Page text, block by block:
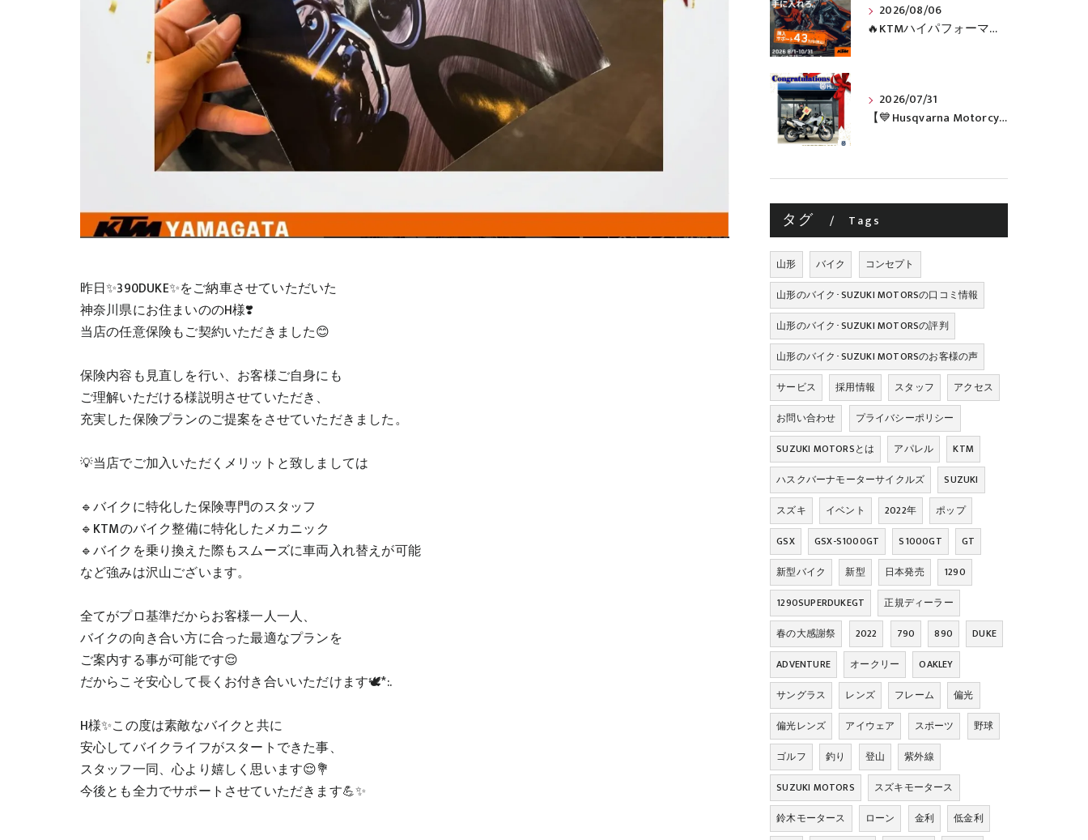
昨日✨390DUKE✨をご納車させていただいた
神奈川県にお住まいののH様❣️
当店の任意保険もご契約いただきました😊
保険内容も見直しを行い、お客様ご自身にも
ご理解いただける様説明させていただき、
充実した保険プランのご提案をさせていただきました。
💡当店でご加入いただくメリットと致しましては
🔹バイクに特化した保険専門のスタッフ
🔹KTMのバイク整備に特化したメカニック
🔹バイクを乗り換えた際もスムーズに車両入れ替えが可能
など強みは沢山ございます。
全てがプロ基準だからお客様一人一人、
バイクの向き合い方に合った最適なプランを
ご案内する事が可能です😌
だからこそ安心して長くお付き合いいただけます🕊️*:.
H様✨この度は素敵なバイクと共に
安心してバイクライフがスタートできた事、
スタッフ一同、心より嬉しく思います😌💐
今後とも全力でサポートさせていただきます💪✨
2026/08/06
🔥KTMハイパフォーマンスネイキッドがお得に手に入るチャンス🔥
2026/07/31
【💙Husqvarna Motorcycles / NORDEN 901💙】 ご納車おめでとうございます🎉✨
タグ Tags
山形 バイク
コンセプト
山形のバイク･SUZUKI MOTORSの口コミ情報
山形のバイク･SUZUKI MOTORSの評判
山形のバイク･SUZUKI MOTORSのお客様の声
サービス
採用情報 スタッフ
アクセス
お問い合わせ
プライバシーポリシー
SUZUKI MOTORSとは
アパレル
KTM
ハスクバーナモーターサイクルズ
SUZUKI
スズキ
イベント 2022年
ポップ
GSX
GSX-S1000GT S1000GT
GT
新型バイク
新型 日本発売
1290
1290SUPERDUKEGT
正規ディーラー
春の大感謝祭
2022 790 890
DUKE
ADVENTURE
オークリー
OAKLEY
サングラス
レンズ フレーム
偏光
偏光レンズ
アイウェア スポーツ
野球
ゴルフ
釣り 登山
紫外線
SUZUKI MOTORS
スズキモータース
鈴木モータース
ローン 金利
低金利